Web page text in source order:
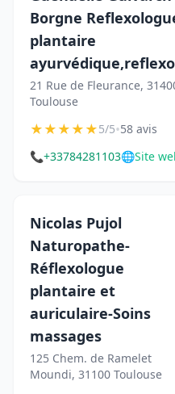
Borgne
plantaire
21 Rue de Fleurance,
Toulouse
★★★★★5/5•58 avis
📞+33784281103🌐Site
Nicolas Pujol
Naturopathe-
Réflexologue
plantaire et
auriculaire-Soins
massages
125 Chem. de Ramelet
Moundi, 31100 Toulouse